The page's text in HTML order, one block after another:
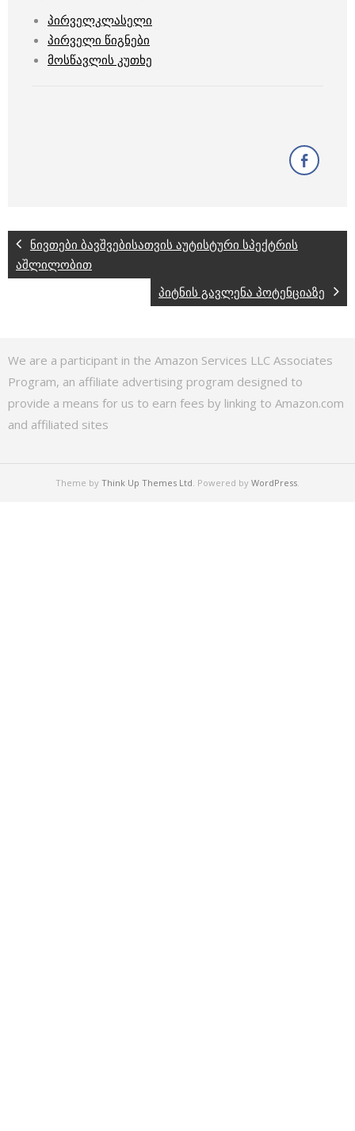
პირველკლასელი
პირველი წიგნები
მოსწავლის კუთხე
ნივთები ბავშვებისათვის აუტისტური სპექტრის
აშლილობით
პიტნის გავლენა პოტენციაზე
We are a participant in the Amazon Services LLC Associates
Program, an affiliate advertising program designed to
provide a means for us to earn fees by linking to Amazon.com
and affiliated sites
Theme by Think Up Themes Ltd. Powered by WordPress.